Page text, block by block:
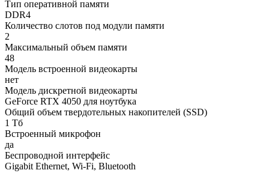
Тип оперативной памяти
DDR4
Количество слотов под модули памяти
2
Максимальный объем памяти
48
Модель встроенной видеокарты
нет
Модель дискретной видеокарты
GeForce RTX 4050 для ноутбука
Общий объем твердотельных накопителей (SSD)
1 Тб
Встроенный микрофон
да
Беспроводной интерфейс
Gigabit Ethernet, Wi-Fi, Bluetooth